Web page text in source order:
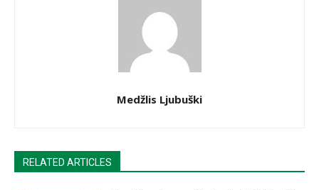
Medžlis Ljubuški
RELATED ARTICLES